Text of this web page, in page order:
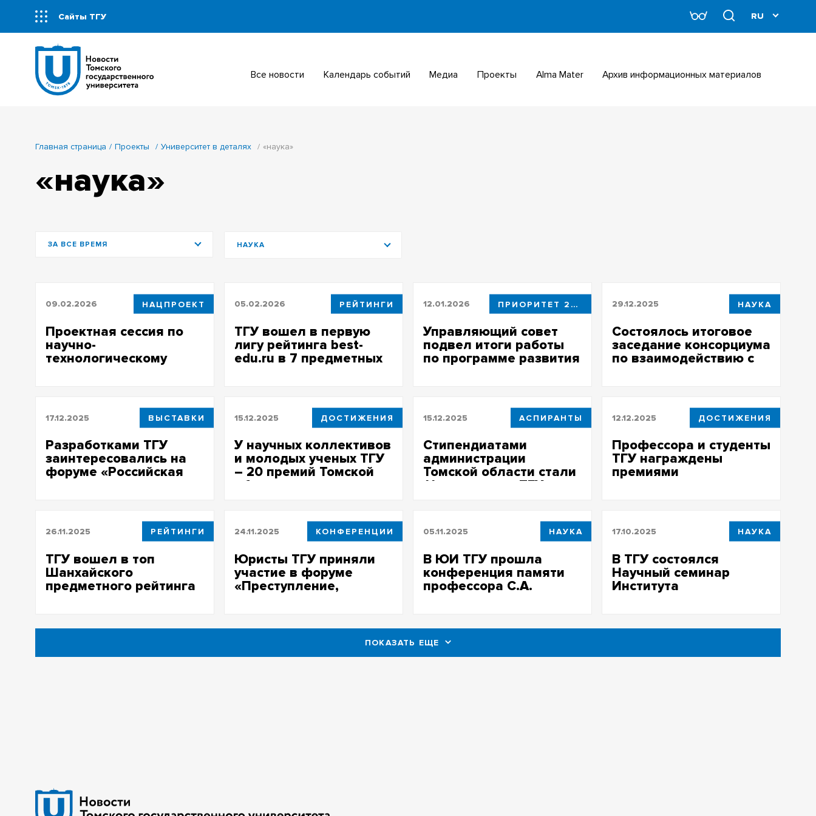
Сайты ТГУ
Все новости Календарь событий Медиа Проекты Alma Mater Архив информационных материалов
Главная страница Проекты Университет в деталях «наука»
«наука»
ЗА ВСЕ ВРЕМЯ НАУКА
09.02.2026 НАЦПРОЕКТ
Проектная сессия по
научно-
технологическому
05.02.2026 РЕЙТИНГИ
ТГУ вошел в первую
лигу рейтинга best-
edu.ru в 7 предметных
12.01.2026 ПРИОРИТЕТ 2030
Управляющий совет
подвел итоги работы
по программе развития
29.12.2025 НАУКА
Состоялось итоговое
заседание консорциума
по взаимодействию с
17.12.2025 ВЫСТАВКИ
Разработками ТГУ
заинтересовались на
форуме «Российская
15.12.2025 ДОСТИЖЕНИЯ
У научных коллективов
и молодых ученых ТГУ
– 20 премий Томской
области
15.12.2025 АСПИРАНТЫ
Стипендиатами
администрации
Томской области стали
11 аспирантов ТГУ
12.12.2025 ДОСТИЖЕНИЯ
Профессора и студенты
ТГУ награждены
премиями
26.11.2025 РЕЙТИНГИ
ТГУ вошел в топ
Шанхайского
предметного рейтинга
24.11.2025 КОНФЕРЕНЦИИ
Юристы ТГУ приняли
участие в форуме
«Преступление,
05.11.2025 НАУКА
В ЮИ ТГУ прошла
конференция памяти
профессора С.А.
17.10.2025 НАУКА
В ТГУ состоялся
Научный семинар
Института
ПОКАЗАТЬ ЕЩЕ